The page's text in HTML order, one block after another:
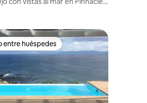
de 5, 126 reseñas
entre huéspedes
entre huéspedes